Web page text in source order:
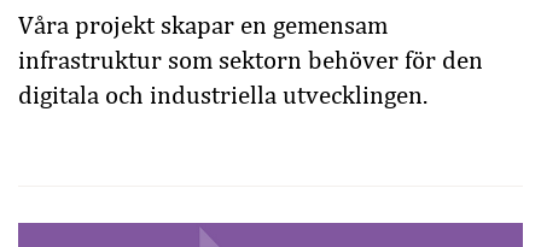
Våra projekt skapar en gemensam
infrastruktur som sektorn behöver för den
digitala och industriella utvecklingen.